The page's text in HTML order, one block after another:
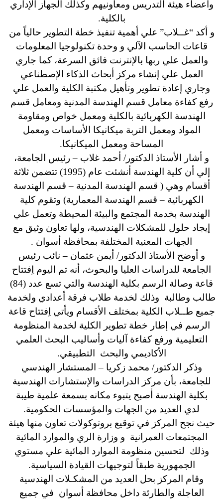
وأعضاء هيئة التدريس ومعاونيهم وكذلك الجهاز الإداري
بالكلية.
و أكد “غــلاب” علي أهمية تنفيذ خطة التطوير حالياً من
قاعات الحاسب الآلي و وحدة تكنولوجيا المعلومات
والعمل علي ربها بالإنترنت فائق السرعة، كما جاري
العمل علي إنشاء مركز أبحاث الذكاء الإصطناعي
وجاري إعادة تطوير وتأهيل مكتبة الكلية والعمل علي
رفع كفاءة معامل قسم الهندسة المدنية ومعامل قسم
الهندسة الكهربائية بالكلية ومعمل خواص ومقاومة
المواد ومعمل التربة ميكانيكا الأساسات ومعمل
المساحة ومعمل الميكانيكا.
و أشار الأستاذ الدكتور/ أحمد غلاب – رئيس الجامعة،
إلي أن كلية الهندسة أنشئت عام (1995) تتضمن ثلاثة
أقسام وهي ( قسم الهندسة المدنية – قسم الهندسة
الكهربائية – قسم الهندسة المعمارية) وتقوم كلية
الهندسة بخدمة المجتمع والبيئة المحيطة وتعمل علي
إيجاد حلول للمشكلات الهندسية، ولها تعاون وثيق مع
الجهات المعنية المختلفة بمحافظة أسوان .
و أوضح الأستاذ الدكتور/ أيمن عثمان – نائب رئيس
الجامعة للدراسات العليا والبحوث، أنه تم اليوم اِفتتاح
قاعة وصالة الرسم بكلية الهندسة والتي تسع عدد (84)
طالب وطالبة وذلك لخدمة طلاب فرقة أعدادي ولخدمة
جميع طــلاب الكلية بمختلف الأقسام ويأتي اِفتتاح قاعة
الرسم في إطار خطة تطوير الكلية لخدمة المنظومة
التعليمية ورفع كفاءة آليات وأساليب البحث العلمي
الأكاديمي والبحث التطبيقي.
وذكر الدكتور/ محمد زكريا – المستشار الهندسي
للجامعة، بأن مركز الدراسات والإستشارات الهندسية
بكلية الهندسة أصبح يتبوء مكانه بسمعة علمية طيبة
لدي العديد من الجهات والمؤسسات الحكومية.
حيث نجح المركز في توقيع بروتوكولات تعاون منها هيئة
المجتمعات العمرانية و وزارة الري والموارد المائية
وذلك لتحسين منظومة الموارد المائية علي مستوي
الجمهورية طبقاً لتوجيهات القيادة السياسية.
وقام المركز بحل العديد من المشكـلات الهندسية
العاجلة والطارئة داخل محافظة أسوان في جميع